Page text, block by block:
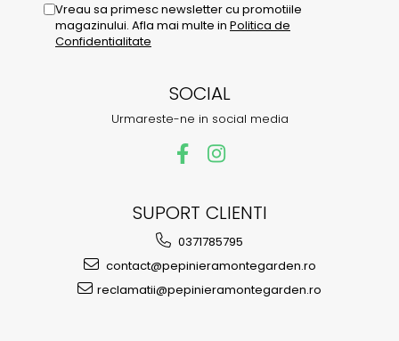
Vreau sa primesc newsletter cu promotiile
magazinului. Afla mai multe in Politica de
Confidentialitate
SOCIAL
Urmareste-ne in social media
SUPORT CLIENTI
0371785795
contact@pepinieramontegarden.ro
reclamatii@pepinieramontegarden.ro